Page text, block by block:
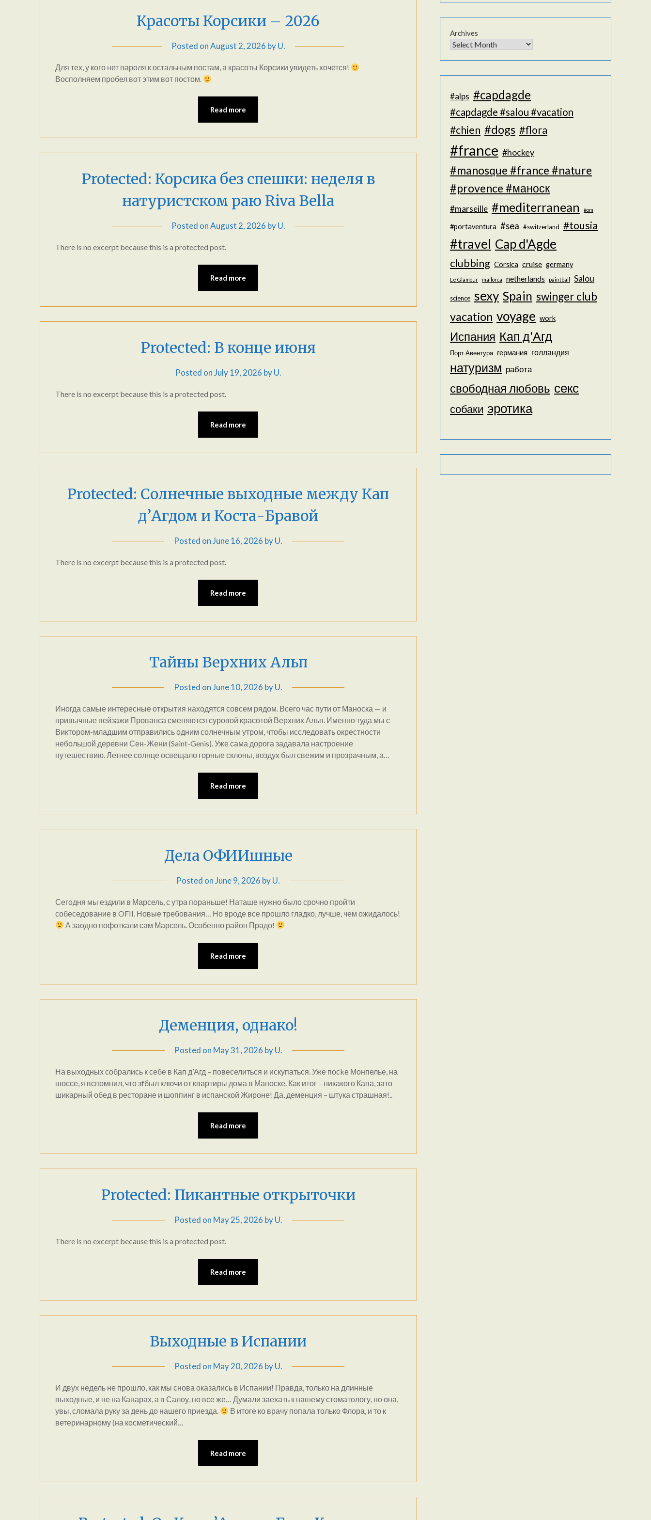
Красоты Корсики – 2026
Posted onAugust 2, 2026 byU.
Для тех, у кого нет пароля к остальным постам, а красоты Корсики увидеть хочется!
Восполняем пробел вот этим вот постом.
Read more
Protected: Корсика без спешки: неделя в
натуристском раю Riva Bella
Posted onAugust 2, 2026 byU.
There is no excerpt because this is a protected post.
Read more
Protected: В конце июня
Posted onJuly 19, 2026 byU.
There is no excerpt because this is a protected post.
Read more
Protected: Солнечные выходные между Кап
д’Агдом и Коста-Бравой
Posted onJune 16, 2026 byU.
There is no excerpt because this is a protected post.
Read more
Тайны Верхних Альп
Posted onJune 10, 2026 byU.
Иногда самые интересные открытия находятся совсем рядом. Всего час пути от Маноска — и
привычные пейзажи Прованса сменяются суровой красотой Верхних Альп. Именно туда мы с
Виктором-младшим отправились одним солнечным утром, чтобы исследовать окрестности
небольшой деревни Сен-Жени (Saint-Genis). Уже сама дорога задавала настроение
путешествию. Летнее солнце освещало горные склоны, воздух был свежим и прозрачным, а…
Read more
Дела ОФИИшные
Posted onJune 9, 2026 byU.
Сегодня мы ездили в Марсель, с утра пораньше! Наташе нужно было срочно пройти
собеседование в OFII. Новые требования… Но вроде все прошло гладко, лучше, чем ожидалось!
А заодно пофоткали сам Марсель. Особенно район Прадо!
Read more
Деменция, однако!
Posted on May 31, 2026 byU.
На выходных собрались к себе в Кап д’Агд – повеселиться и искупаться. Уже посkе Монпелье, на
шоссе, я вспомнил, что зfбыл ключи от квартиры дома в Маноске. Как итог – никакого Капа, зато
шикарный обед в ресторане и шоппинг в испанской Жироне! Да, деменция – штука страшная!..
Read more
Protected: Пикантные открыточки
Posted on May 25, 2026 byU.
There is no excerpt because this is a protected post.
Read more
Выходные в Испании
Posted on May 20, 2026 byU.
И двух недель не прошло, как мы снова оказались в Испании! Правда, только на длинные
выходные, и не на Канарах, а в Салоу, но все же… Думали заехать к нашему стоматологу, но она,
увы, сломала руку за день до нашего приезда.
В итоге ко врачу попала только Флора, и то к
ветеринарному (на косметический…
Read more
Archives
#alps #capdagde
#capdagde #salou #vacation
#chien #dogs #flora
#france #hockey
#manosque #france #nature
#provence #маноск
#marseille #mediterranean #om
#portaventura #sea #switzerland #tousia
#travel Cap d'Agde
clubbing Corsica cruise germany
Le Glamour mallorca netherlands paintball Salou
science sexy Spain swinger club
vacation voyage work
Испания Кап д'Агд
Порт Авентура германия голландия
натуризм работа
свободная любовь секс
собаки эротика